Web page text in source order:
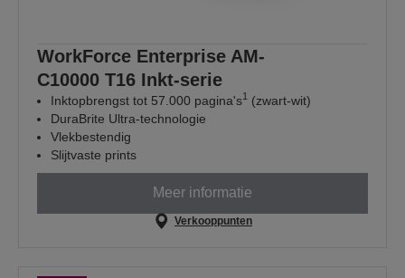
WorkForce Enterprise AM-
C10000 T16 Inkt-serie
Inktopbrengst tot 57.000 pagina's1
(zwart-wit)
DuraBrite Ultra-technologie
Vlekbestendig
Slijtvaste prints
Meer informatie
Verkooppunten